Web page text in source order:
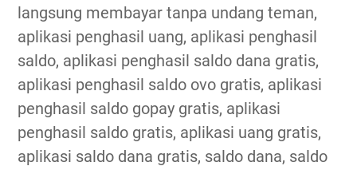
langsung membayar tanpa undang teman,
aplikasi penghasil uang, aplikasi penghasil
saldo, aplikasi penghasil saldo dana gratis,
aplikasi penghasil saldo ovo gratis, aplikasi
penghasil saldo gopay gratis, aplikasi
penghasil saldo gratis, aplikasi uang gratis,
aplikasi saldo dana gratis, saldo dana, saldo